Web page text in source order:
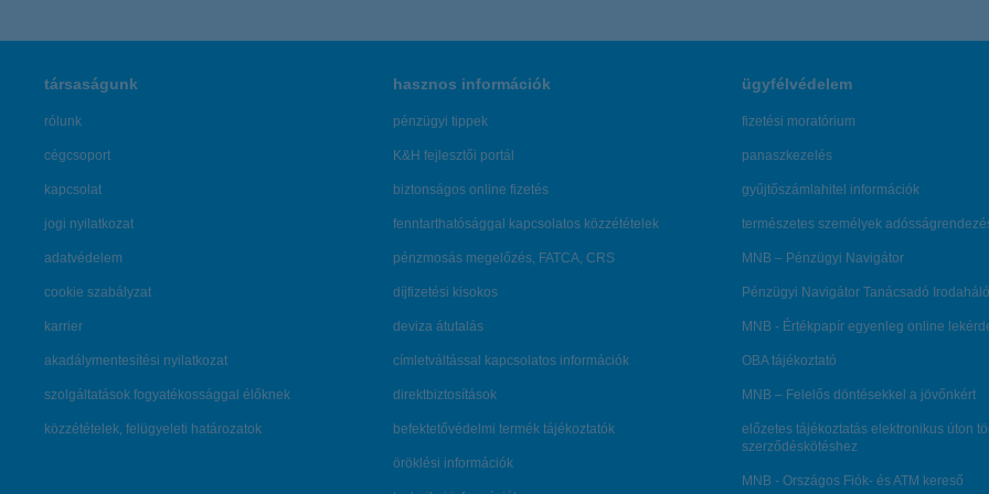
társaságunk
rólunk
cégcsoport
kapcsolat
jogi nyilatkozat
adatvédelem
cookie szabályzat
karrier
akadálymentesítési nyilatkozat
szolgáltatások fogyatékossággal élőknek
közzétételek, felügyeleti határozatok
hasznos információk
pénzügyi tippek
K&H fejlesztői portál
biztonságos online fizetés
fenntarthatósággal kapcsolatos közzétételek
pénzmosás megelőzés, FATCA, CRS
díjfizetési kisokos
deviza átutalás
címletváltással kapcsolatos információk
direktbiztosítások
befektetővédelmi termék tájékoztatók
öröklési információk
ügyfélvédelem
fizetési moratórium
panaszkezelés
gyűjtőszámlahitel információk
természetes személyek
MNB – Pénzügyi Navigátor
Pénzügyi Navigátor Tanácsadó
MNB - Értékpapír egyenleg online
OBA tájékoztató
MNB – Felelős döntésekkel a jövőnkért
előzetes tájékoztatás elektronikus úton
szerződéskötéshez
MNB - Országos Fiók- és ATM kereső